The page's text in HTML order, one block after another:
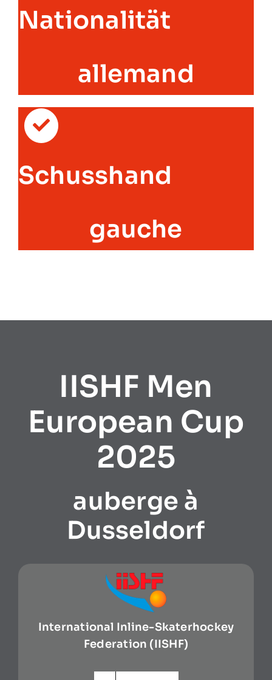
Nationalität
allemand
Schusshand
gauche
IISHF Men
European Cup
2025
auberge à
Dusseldorf
International Inline-Skaterhockey
Federation (IISHF)